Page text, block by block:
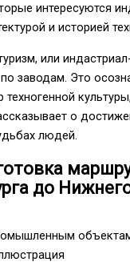
интересуются
и историей
или
заводам. Это
техногенной
о
людей.
до